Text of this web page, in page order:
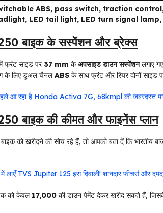
ABS, pass switch, traction
LED tail light, LED turn signal lamp,
बाइक के सस्पेंशन और ब्रेक्स
फ्रंट साइड पर 37 mm केअपसाइड डाउन सस्पेंशनलगाए
के लिए डुअल चैनलABS के साथ फ्रंट और रियर दोनों साइड
आ रहा है Honda Activa 7G, 68kmpl की जबरदस्त
बाइक की कीमत और फाइनेंस प्लान
को खरीदने की सोच रहे हैं, तो आपको बता दें कि भारतीय
लाएँ TVS Jupiter 125 इस दिवाली! शानदार फीचर्स और
को केवल₹17,000 की डाउन पेमेंट देकर खरीद सकते हैं,